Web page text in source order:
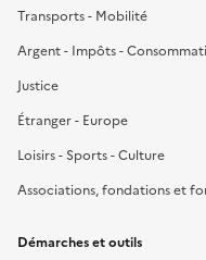
Transports - Mobilité
Argent - Impôts -
Justice
Étranger - Europe
Loisirs - Sports - Culture
Associations, fondations et
Démarches et outils